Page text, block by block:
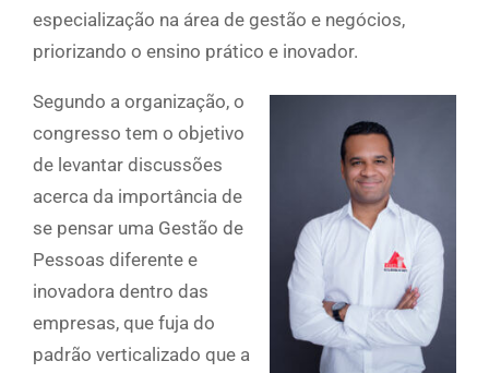
especialização na área de gestão e negócios,
priorizando o ensino prático e inovador.
Segundo a organização, o
congresso tem o objetivo
de levantar discussões
acerca da importância de
se pensar uma Gestão de
Pessoas diferente e
inovadora dentro das
empresas, que fuja do
padrão verticalizado que a